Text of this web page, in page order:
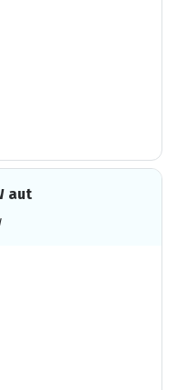
aut